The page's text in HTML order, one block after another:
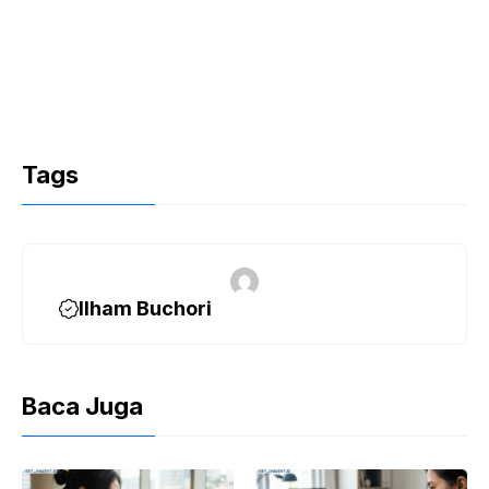
Tags
Ilham Buchori
Baca Juga